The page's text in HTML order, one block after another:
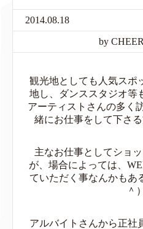
2014.08.18
by CHEER
観光地としても人気スポ
地し、ダンススタジオ等
アーティストさんの多く
緒にお仕事をして下さ
主なお仕事としてショ
が、場合によっては、
ていただく事なんかもあ
＾
アルバイトさんから正社